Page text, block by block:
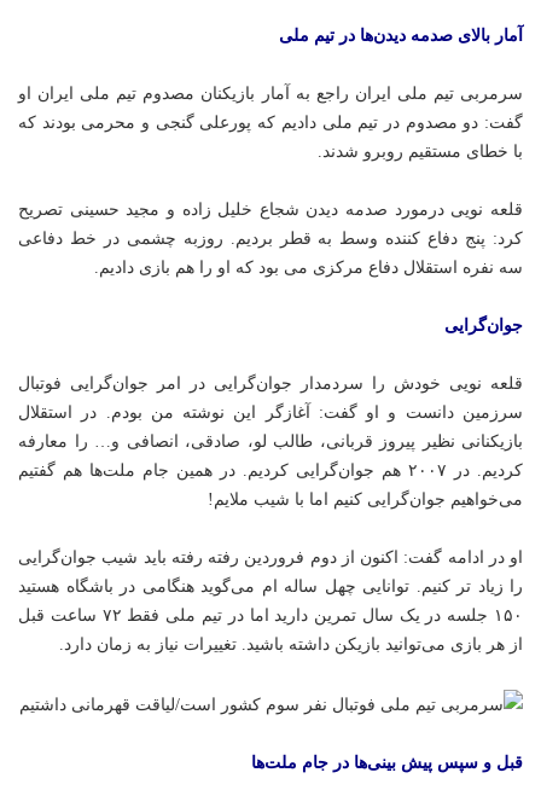
آمار بالای صدمه دیدن‌ها در تیم ملی
سرمربی تیم ملی ایران راجع به آمار بازیکنان مصدوم تیم ملی ایران او
گفت: دو مصدوم در تیم ملی دادیم که پورعلی گنجی و محرمی بودند که
با خطای مستقیم روبرو شدند.
قلعه نویی درمورد صدمه دیدن شجاع خلیل زاده و مجید حسینی تصریح
کرد: پنج دفاع کننده وسط به قطر بردیم. روزبه چشمی در خط دفاعی
سه نفره استقلال دفاع مرکزی می بود که او را هم بازی دادیم.
جوان‌گرایی
قلعه نویی خودش را سردمدار جوان‌گرایی در امر جوان‌گرایی فوتبال
سرزمین دانست و او گفت: آغازگر این نوشته من بودم. در استقلال
بازیکنانی نظیر پیروز قربانی، طالب لو، صادقی، انصافی و… را معارفه
کردیم. در ۲۰۰۷ هم جوان‌گرایی کردیم. در همین جام ملت‌ها هم گفتیم
می‌خواهیم جوان‌گرایی کنیم اما با شیب ملایم!
او در ادامه گفت: اکنون از دوم فروردین رفته رفته باید شیب جوان‌گرایی
را زیاد تر کنیم. توانایی چهل ساله ام می‌گوید هنگامی در باشگاه هستید
۱۵۰ جلسه در یک سال تمرین دارید اما در تیم ملی فقط ۷۲ ساعت قبل
از هر بازی می‌توانید بازیکن داشته باشید. تغییرات نیاز به زمان دارد.
قبل و سپس پیش بینی‌ها در جام ملت‌ها